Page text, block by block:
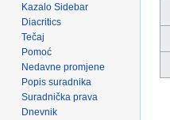
Kazalo Sidebar
Diacritics
Tečaj
Pomoć
Nedavne promjene
Popis suradnika
Suradnička prava
Dnevnik